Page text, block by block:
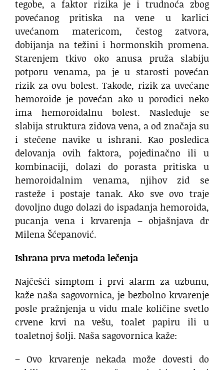
tegobe, a faktor rizika je i trudnoća zbog
povećanog pritiska na vene u karlici
uvećanom matericom, čestog zatvora,
dobijanja na težini i hormonskih promena.
Starenjem tkivo oko anusa pruža slabiju
potporu venama, pa je u starosti povećan
rizik za ovu bolest. Takođe, rizik za uvećane
hemoroide je povećan ako u porodici neko
ima hemoroidalnu bolest. Nasleđuje se
slabija struktura zidova vena, a od značaja su
i stečene navike u ishrani. Kao posledica
delovanja ovih faktora, pojedinačno ili u
kombinaciji, dolazi do porasta pritiska u
hemoroidalnim venama, njihov zid se
rasteže i postaje tanak. Ako sve ovo traje
dovoljno dugo dolazi do ispadanja hemoroida,
pucanja vena i krvarenja – objašnjava dr
Milena Šćepanović.
Ishrana prva metoda lečenja
Najčešći simptom i prvi alarm za uzbunu,
kaže naša sagovornica, je bezbolno krvarenje
posle pražnjenja u vidu male količine svetlo
crvene krvi na vešu, toalet papiru ili u
toaletnoj šolji. Naša sagovornica kaže:
– Ovo krvarenje nekada može dovesti do